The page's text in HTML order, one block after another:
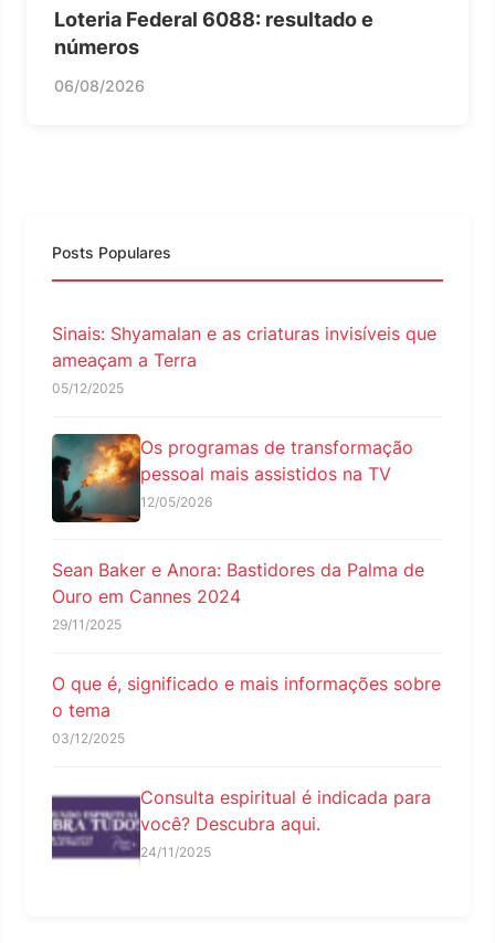
Loteria Federal 6088: resultado e
números
06/08/2026
Posts Populares
Sinais: Shyamalan e as criaturas invisíveis que
ameaçam a Terra
05/12/2025
Os programas de transformação
pessoal mais assistidos na TV
12/05/2026
Sean Baker e Anora: Bastidores da Palma de
Ouro em Cannes 2024
29/11/2025
O que é, significado e mais informações sobre
o tema
03/12/2025
Consulta espiritual é indicada para
você? Descubra aqui.
24/11/2025